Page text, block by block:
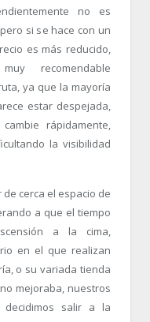
no es
si se hace con un
es más reducido,
recomendable
ya que la mayoría
estar despejada,
rápidamente,
la visibilidad
cerca el espacio de
a que el tiempo
a la cima,
en el que realizan
o su variada tienda
mejoraba, nuestros
salir a la